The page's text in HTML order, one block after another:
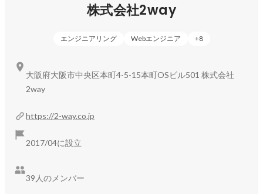
株式会社2way
エンジニアリング Webエンジニア +8
https://2-way.co.jp
2017/04に設立
39人のメンバー
大阪府大阪市中央区本町4-5-15本町OSビル501 株式会社
2way